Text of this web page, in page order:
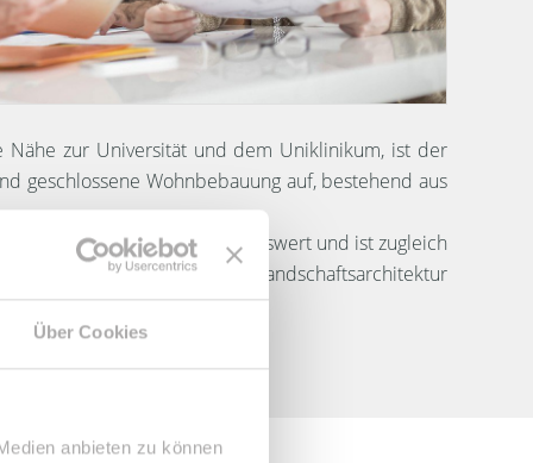
Über Cookies
anbieten zu können
zur Universität und dem Uniklinikum, ist der
geschlossene Wohnbebauung auf, bestehend aus
einen immensen Erholungswert und ist zugleich
Europäischen Preis für Landschaftsarchitektur